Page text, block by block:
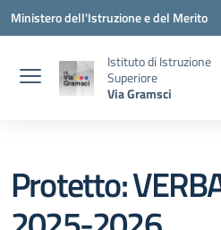
Vai ai contenuti
Vai al menu di navigazione
Vai al footer
Ministero dell'Istruzione e del Merito
Istituto di Istruzione
Superiore
Via Gramsci
Protetto: